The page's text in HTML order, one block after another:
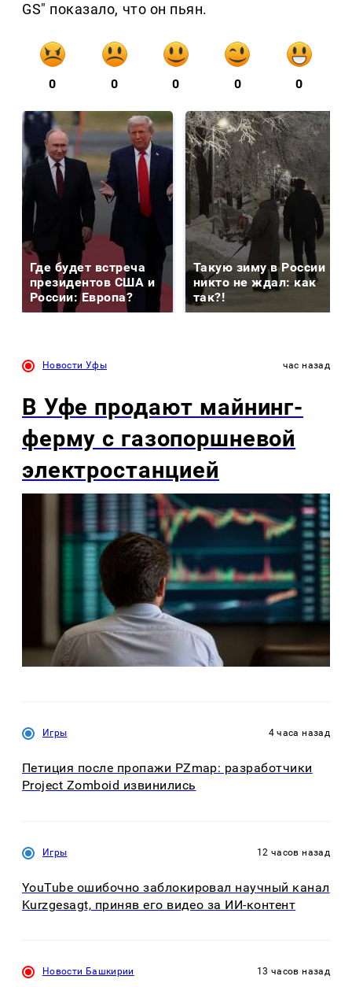
GS" показало, что он пьян.
0 0 0 0 0
Где будет встреча
президентов США и
России: Европа?
Такую зиму в России
никто не ждал: как
так?!
Новости Уфы час назад
В Уфе продают майнинг-
ферму с газопоршневой
электростанцией
Игры 4 часа назад
Петиция после пропажи PZmap: разработчики
Project Zomboid извинились
Игры 12 часов назад
YouTube ошибочно заблокировал научный канал
Kurzgesagt, приняв его видео за ИИ-контент
Новости Башкирии 13 часов назад